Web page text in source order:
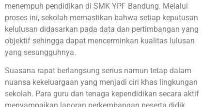
menempuh pendidikan di SMK YPF Bandung. Melalui
proses ini, sekolah memastikan bahwa setiap keputusan
kelulusan didasarkan pada data dan pertimbangan yang
objektif sehingga dapat mencerminkan kualitas lulusan
yang sesungguhnya.
Suasana rapat berlangsung serius namun tetap dalam
nuansa kekeluargaan yang menjadi ciri khas lingkungan
sekolah. Para guru dan tenaga kependidikan secara aktif